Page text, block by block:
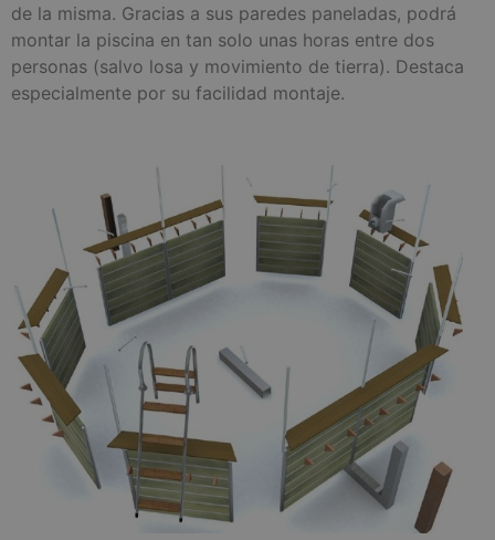
de la misma. Gracias a sus paredes paneladas, podrá
montar la piscina en tan solo unas horas entre dos
personas (salvo losa y movimiento de tierra). Destaca
especialmente por su facilidad montaje.